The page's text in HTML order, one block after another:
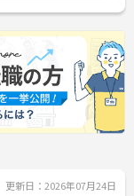
的
レッ
度
度や
た
ル
ル
を
、
あ
70
経
た
更新日：2026年07月24日